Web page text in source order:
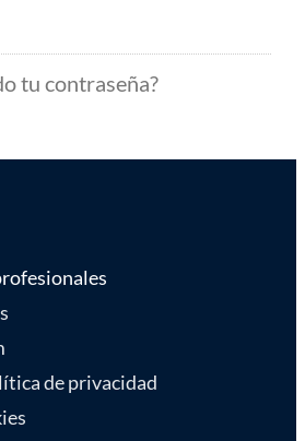
tu contraseña?
de privacidad